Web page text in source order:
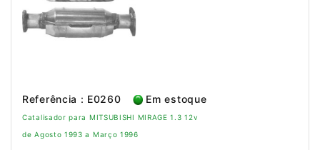
Referência : E0260 Em estoque
Catalisador para MITSUBISHI MIRAGE 1.3 12v
de Agosto 1993 a Março 1996